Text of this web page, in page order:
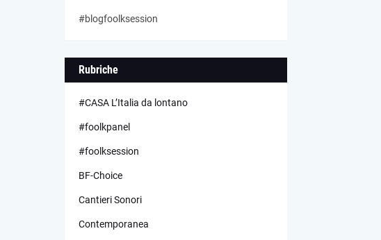
#blogfoolksession
Rubriche
#CASA L’Italia da lontano
#foolkpanel
#foolksession
BF-Choice
Cantieri Sonori
Contemporanea